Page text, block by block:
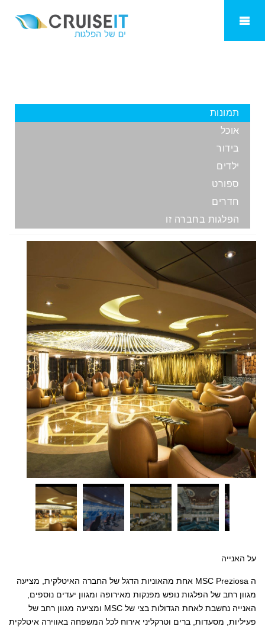
MSC Preziosa
תמונות
אוכל
בידור
ילדים
ספורט
חדרים
הפלגות בחברה זו
על האנייה
ה MSC Preziosa אחת מהאוניות הדגל של החברה האיטלקית, מציעה
מגוון רחב של הפלגות נופש מפנקות מאירופה ומגוון יעדים נוספים,
האנייה נחשבת לאחת הגדולות בצי של MSC ומציעה מגוון רחב של
פעיליות, מסעדות, ברים וטרקליני אירוח לכל המשפחה באווירה איטלקית